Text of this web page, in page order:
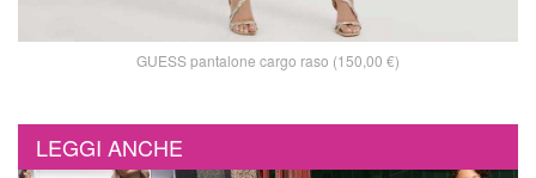
GUESS pantalone cargo raso (150,00 €)
LEGGI ANCHE